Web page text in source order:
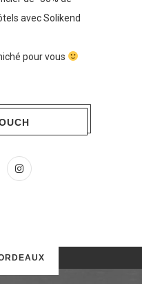
avec Solikend
pour vous